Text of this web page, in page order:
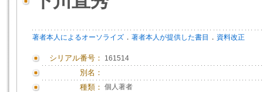
著者本人によるオーソライズ ． 著者本人が提供した書目 ． 資料改正
シリアル番号： 161514
別名：
種類： 個人著者